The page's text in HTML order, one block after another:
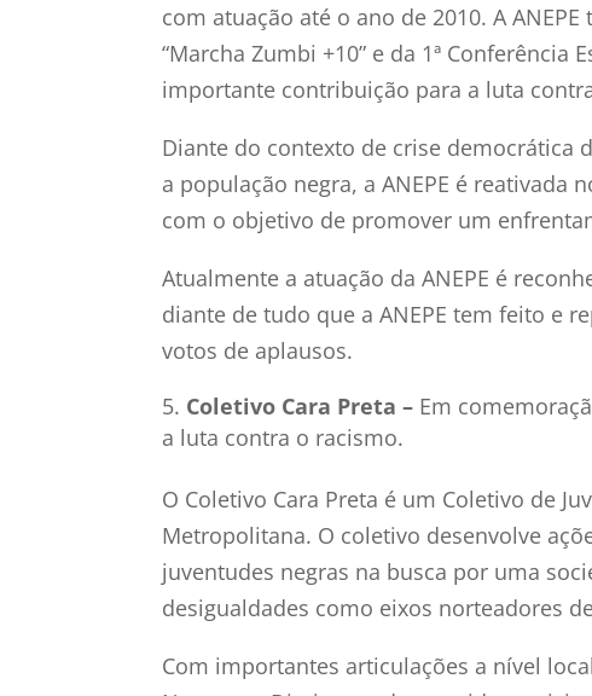
com atuação até o ano de 2010. A
“Marcha Zumbi +10” e da 1ª
importante contribuição para a luta
Diante do contexto de crise democrática
a população negra, a ANEPE é reativada
com o objetivo de promover um
Atualmente a atuação da ANEPE é
diante de tudo que a ANEPE tem feito e
votos de aplausos.
Coletivo Cara Preta – Em
a luta contra o racismo.
O Coletivo Cara Preta é um Coletivo de
Metropolitana. O coletivo desenvolve
juventudes negras na busca por uma
desigualdades como eixos norteadores
Com importantes articulações a nível